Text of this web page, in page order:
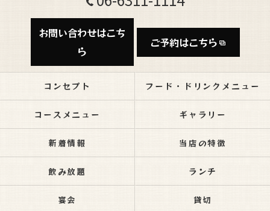
お問い合わせはこち
ら
ご予約はこちら
コンセプト フード・ドリンクメニュー
コースメニュー ギャラリー
新着情報 当店の特徴
飲み放題 ランチ
宴会 貸切